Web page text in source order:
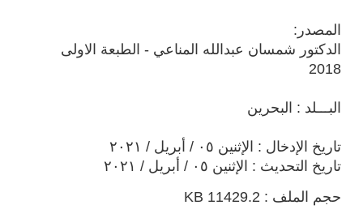
المصدر:
الدكتور شمسان عبدالله المناعي - الطبعة الاولى
2018
البـــلد : البحرين
تاريخ الإدخال : الإثنين ٠٥ / أبريل / ٢٠٢١
تاريخ التحديث : الإثنين ٠٥ / أبريل / ٢٠٢١
حجم الملف : 11429.2 KB